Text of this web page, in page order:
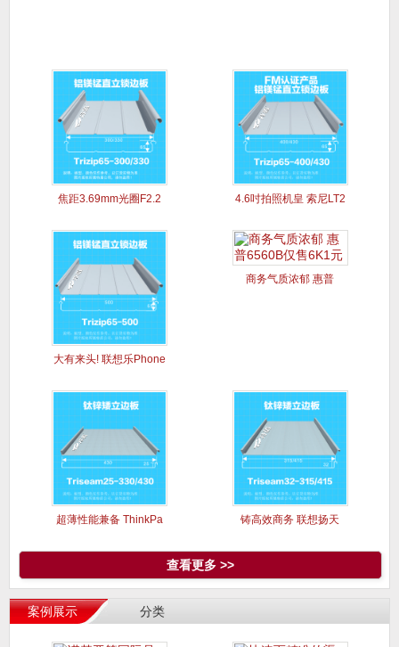
焦距3.69mm光圈F2.2 4.6吋拍照机皇 索尼LT2
大有来头! 联想乐Phone
商务气质浓郁 惠普
超薄性能兼备 ThinkPa 铸高效商务 联想扬天
查看更多 >>
案例展示 分类